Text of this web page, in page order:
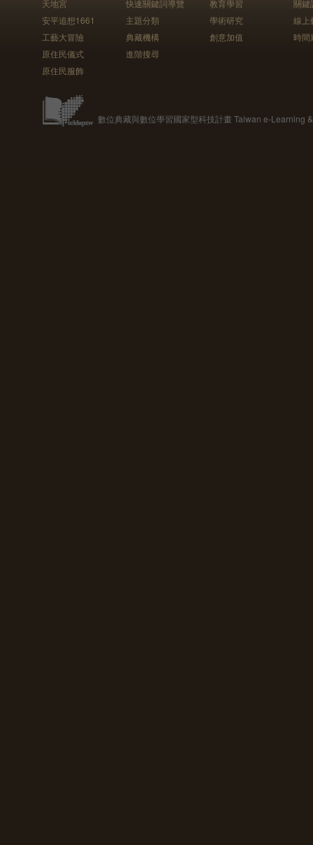
天地宮
安平追想1661
工藝大冒險
原住民儀式
原住民服飾
快速關鍵詞導覽
主題分類
典藏機構
進階搜尋
教育學習
學術研究
創意加值
關
線上
時間
數位典藏與數位學習國家型科技計畫 Taiwan e-Learning